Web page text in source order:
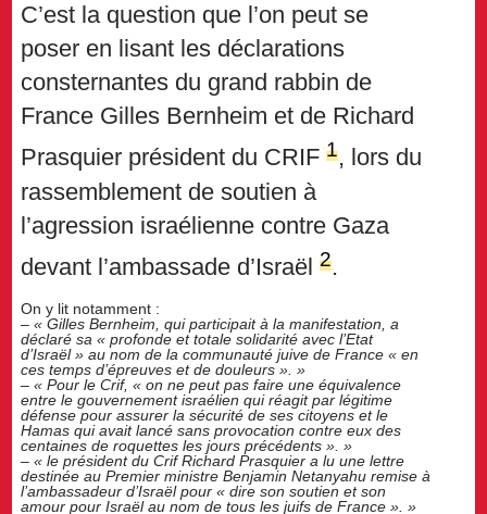
C’est la question que l’on peut se
poser en lisant les déclarations
consternantes du grand rabbin de
France Gilles Bernheim et de Richard
Prasquier président du CRIF1, lors du
rassemblement de soutien à
l’agression israélienne contre Gaza
devant l’ambassade d’Israël2.
On y lit notamment :
–« Gilles Bernheim, qui participait à la manifestation, a
déclaré sa « profonde et totale solidarité avec l’Etat
d’Israël » au nom de la communauté juive de France « en
ces temps d’épreuves et de douleurs ». »
–« Pour le Crif, « on ne peut pas faire une équivalence
entre le gouvernement israélien qui réagit par légitime
défense pour assurer la sécurité de ses citoyens et le
Hamas qui avait lancé sans provocation contre eux des
centaines de roquettes les jours précédents ». »
–« le président du Crif Richard Prasquier a lu une lettre
destinée au Premier ministre Benjamin Netanyahu remise à
l’ambassadeur d’Israël pour « dire son soutien et son
amour pour Israël au nom de tous les juifs de France ». »